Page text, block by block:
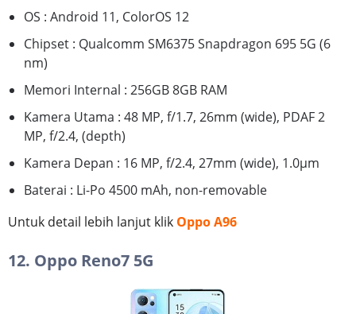
OS : Android 11, ColorOS 12
Chipset : Qualcomm SM6375 Snapdragon 695 5G (6
nm)
Memori Internal : 256GB 8GB RAM
Kamera Utama : 48 MP, f/1.7, 26mm (wide), PDAF 2
MP, f/2.4, (depth)
Kamera Depan : 16 MP, f/2.4, 27mm (wide), 1.0µm
Baterai : Li-Po 4500 mAh, non-removable
Untuk detail lebih lanjut klik Oppo A96
12. Oppo Reno7 5G